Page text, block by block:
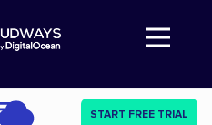
Abre a navegação
START FREE TRIAL